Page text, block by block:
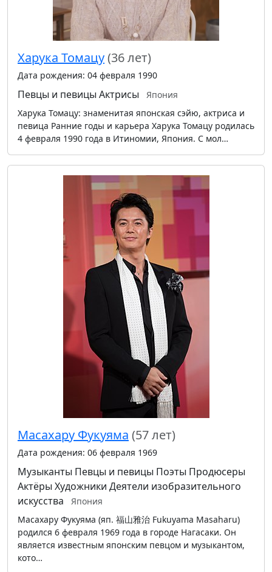
Харука Томацу(36 лет)
Дата рождения: 04 февраля 1990
Певцы и певицы Актрисы
Япония
Харука Томацу: знаменитая японская сэйю, актриса и
певица Ранние годы и карьера Харука Томацу родилась
4 февраля 1990 года в Итиномии, Япония. С мол…
Масахару Фукуяма (57 лет)
Дата рождения: 06 февраля 1969
Музыканты Певцы и певицы Поэты Продюсеры
Актёры Художники Деятели изобразительного
искусства
Япония
Масахару Фукуяма (яп. 福山雅治 Fukuyama Masaharu)
родился 6 февраля 1969 года в городе Нагасаки. Он
является известным японским певцом и музыкантом,
кото…